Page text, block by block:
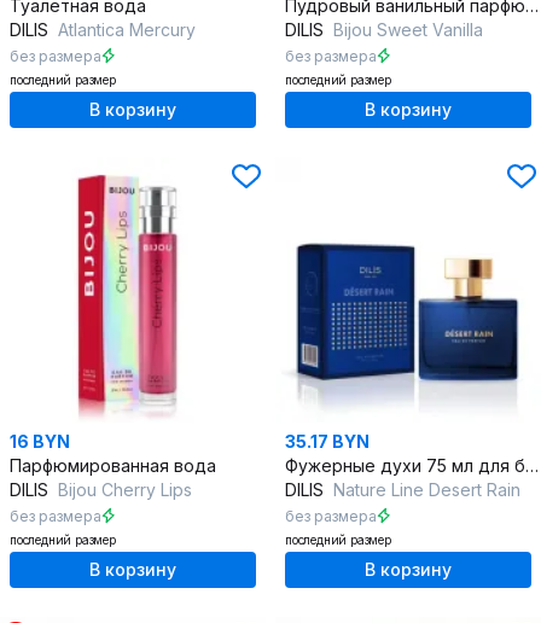
Туалетная вода
DILIS Atlantica Mercury
без размера
последний размер
В корзину
Пудровый ванильный парфюм для изысканного вечера
DILIS Bijou Sweet Vanilla
без размера
последний размер
В корзину
16 BYN
Парфюмированная вода
DILIS Bijou Cherry Lips
без размера
последний размер
В корзину
35.17 BYN
Фужерные духи 75 мл для бунтарского образа
DILIS Nature Line Desert Rain
без размера
последний размер
В корзину